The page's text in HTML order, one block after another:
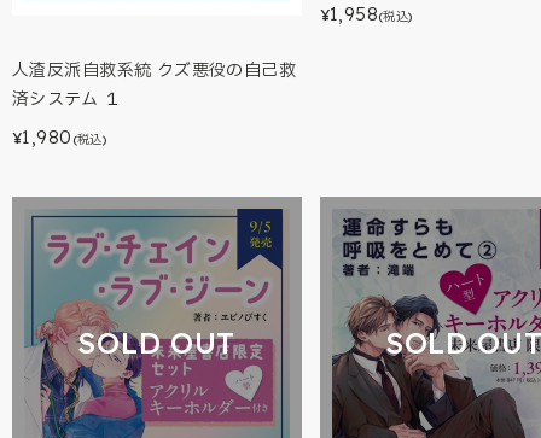
人渣反派自救系統 クズ悪役の自己救
済システム １
¥1,980 (税込)
¥1,958(税込)
SOLD OUT SOLD